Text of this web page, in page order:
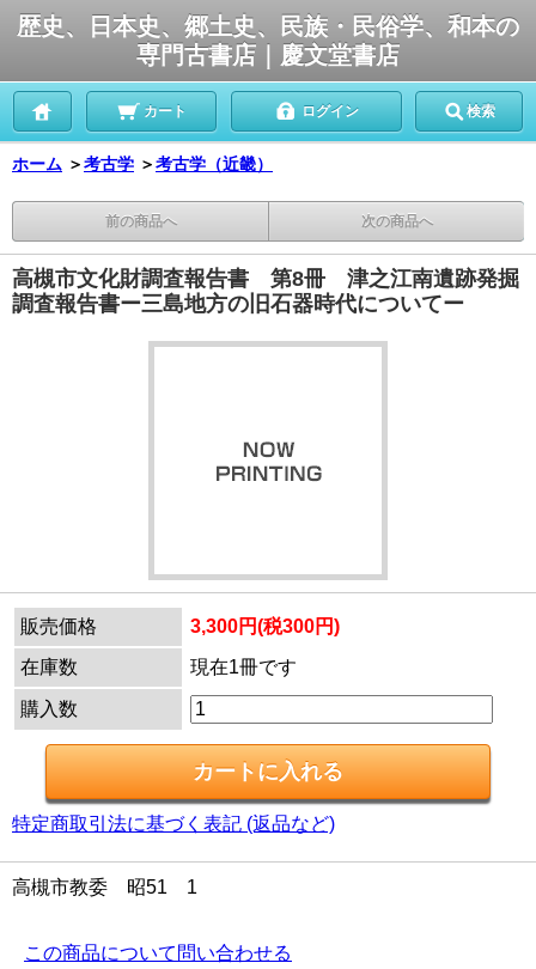
歴史、日本史、郷土史、民族・民俗学、和本の
専門古書店｜慶文堂書店
カート ログイン 検索
ホーム ＞考古学 ＞考古学（近畿）
前の商品へ 次の商品へ
高槻市文化財調査報告書 第8冊 津之江南遺跡発掘
調査報告書ー三島地方の旧石器時代についてー
販売価格
3,300円(税300円)
在庫数
現在1冊です
購入数
特定商取引法に基づく表記 (返品など)
高槻市教委 昭51 1
この商品について問い合わせる